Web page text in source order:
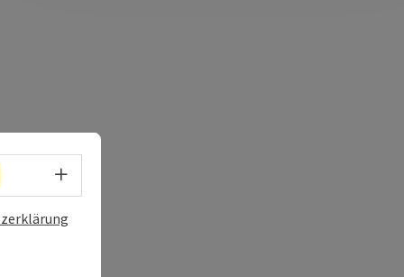
Sprachwahl - Menü öffnen